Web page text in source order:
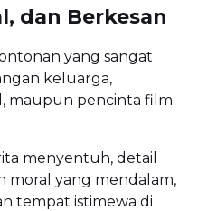
dan Berkesan
yang sangat
keluarga,
maupun pencinta film
menyentuh, detail
moral yang mendalam,
tempat istimewa di